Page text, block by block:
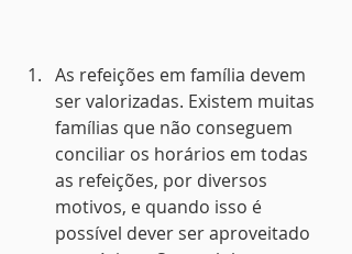
As refeições em família devem
ser valorizadas. Existem muitas
famílias que não conseguem
conciliar os horários em todas
as refeições, por diversos
motivos, e quando isso é
possível dever ser aproveitado